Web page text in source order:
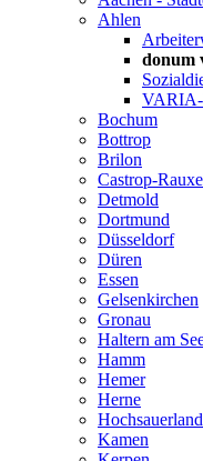
Ahlen
donum
VARIA-
Bochum
Bottrop
Brilon
Castrop-
Detmold
Dortmund
Düsseldorf
Düren
Essen
Gelsenkirchen
Gronau
Haltern am
Hamm
Hemer
Herne
Kamen